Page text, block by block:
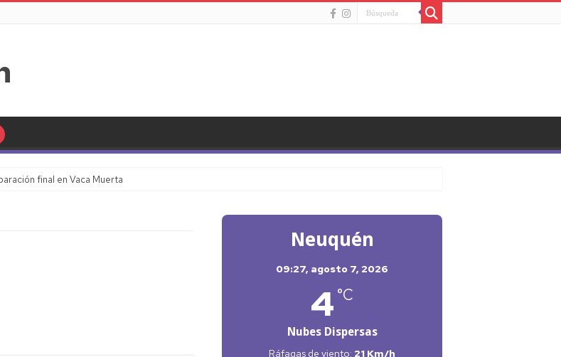
final en Vaca Muerta
Neuquén
09:27, agosto 7, 2026
4 °C
Nubes Dispersas
Ráfagas de viento: 21 Km/h